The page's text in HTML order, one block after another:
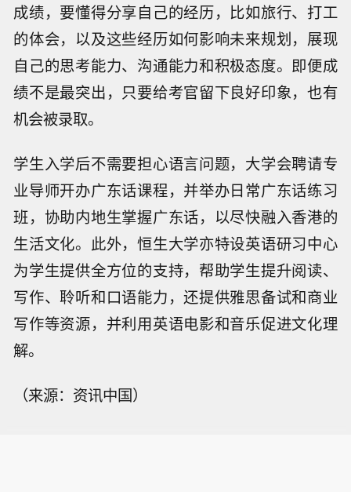
成绩，要懂得分享自己的经历，比如旅行、打工
的体会，以及这些经历如何影响未来规划，展现
自己的思考能力、沟通能力和积极态度。即便成
绩不是最突出，只要给考官留下良好印象，也有
机会被录取。
学生入学后不需要担心语言问题，大学会聘请专
业导师开办广东话课程，并举办日常广东话练习
班，协助内地生掌握广东话，以尽快融入香港的
生活文化。此外，恒生大学亦特设英语研习中心
为学生提供全方位的支持，帮助学生提升阅读、
写作、聆听和口语能力，还提供雅思备试和商业
写作等资源，并利用英语电影和音乐促进文化理
解。
（来源：资讯中国）